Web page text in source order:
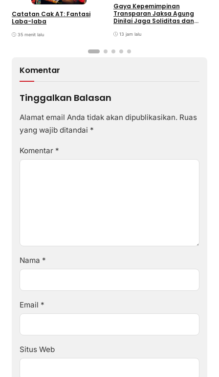
Catatan Cak AT: Fantasi
Laba-laba
35 menit lalu
Gaya Kepemimpinan
Transparan Jaksa Agung
Dinilai Jaga Soliditas dan
Adhyaksa
13 jam lalu
Komentar
Tinggalkan Balasan
Alamat email Anda tidak akan dipublikasikan. Ruas
yang wajib ditandai *
Komentar *
Nama *
Email *
Situs Web